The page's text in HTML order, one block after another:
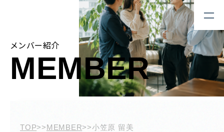
メンバー紹介
MEMBER
TOP>>MEMBER>>小笠原 留美